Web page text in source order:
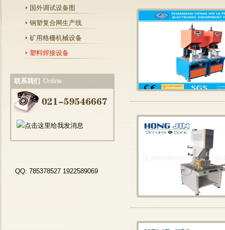
国外调试设备图
钢塑复合网生产线
矿用格栅机械设备
塑料焊接设备
联系我们 Online
QQ: 785378527 1922589069